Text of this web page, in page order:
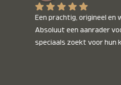
Een prachtig, origineel en
Absoluut een aanrader
speciaals zoekt voor hun